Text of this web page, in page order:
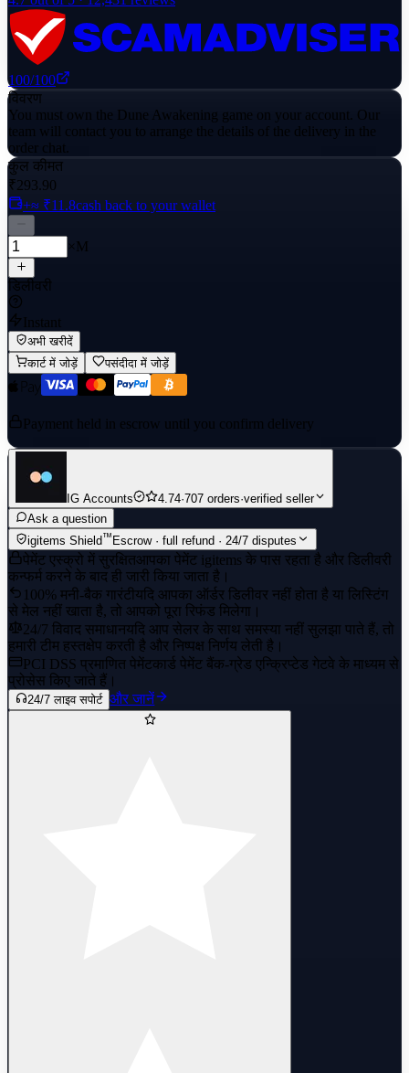
100/100
विवरण
You must own the Dune Awakening game on your account. Our
team will contact you to arrange the details of the delivery in the
order chat.
कुल कीमत
₹293.90
+≈ ₹11.8cash back to your wallet
×M
डिलीवरी
Instant
अभी खरीदें
कार्ट में जोड़ें
पसंदीदा में जोड़ें
Payment held in escrow until you confirm delivery
IG Accounts 4.74·707 orders·verified seller
Ask a question
igitems Shield™ Escrow · full refund · 24/7 disputes
पेमेंट एस्क्रो में सुरक्षितआपका पेमेंट igitems के पास रहता है और डिलीवरी
कन्फर्म करने के बाद ही जारी किया जाता है।
100% मनी-बैक गारंटीयदि आपका ऑर्डर डिलीवर नहीं होता है या लिस्टिंग
से मेल नहीं खाता है, तो आपको पूरा रिफंड मिलेगा।
24/7 विवाद समाधानयदि आप सेलर के साथ समस्या नहीं सुलझा पाते हैं, तो
हमारी टीम हस्तक्षेप करती है और निष्पक्ष निर्णय लेती है।
PCI DSS प्रमाणित पेमेंटकार्ड पेमेंट बैंक-ग्रेड एन्क्रिप्टेड गेटवे के माध्यम से
प्रोसेस किए जाते हैं।
24/7 लाइव सपोर्ट और जानें